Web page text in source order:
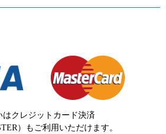
はクレジットカード決済
）もご利用いただけます。